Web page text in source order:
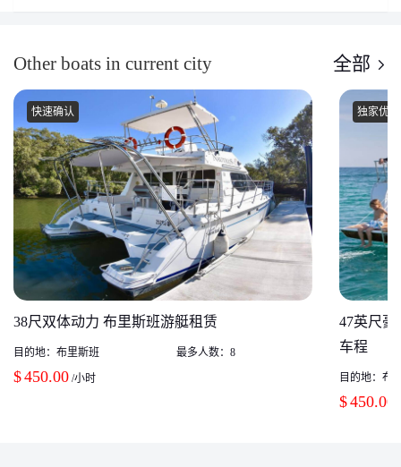
Other boats in current city 全部
快速确认
38尺双体动力 布里斯班游艇租赁
目的地： 布里斯班 最多人数：8
$450.00 /小时
独家优惠
47英尺
车程
目的地：布
$450.00